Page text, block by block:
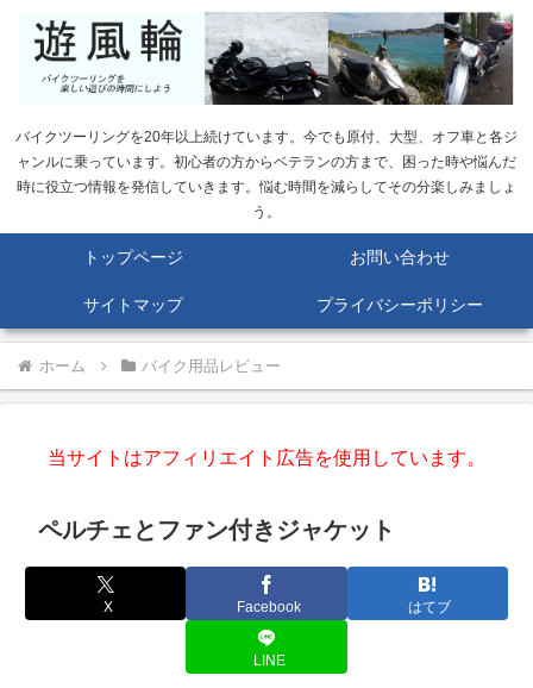
バイクツーリングを20年以上続けています。今でも原付、大型、オフ車と各ジ
ャンルに乗っています。初心者の方からベテランの方まで、困った時や悩んだ
時に役立つ情報を発信していきます。悩む時間を減らしてその分楽しみましょ
う。
トップページ お問い合わせ
サイトマップ プライバシーポリシー
ホーム バイク用品レビュー
当サイトはアフィリエイト広告を使用しています。
ペルチェとファン付きジャケット
X Facebook はてブ
LINE